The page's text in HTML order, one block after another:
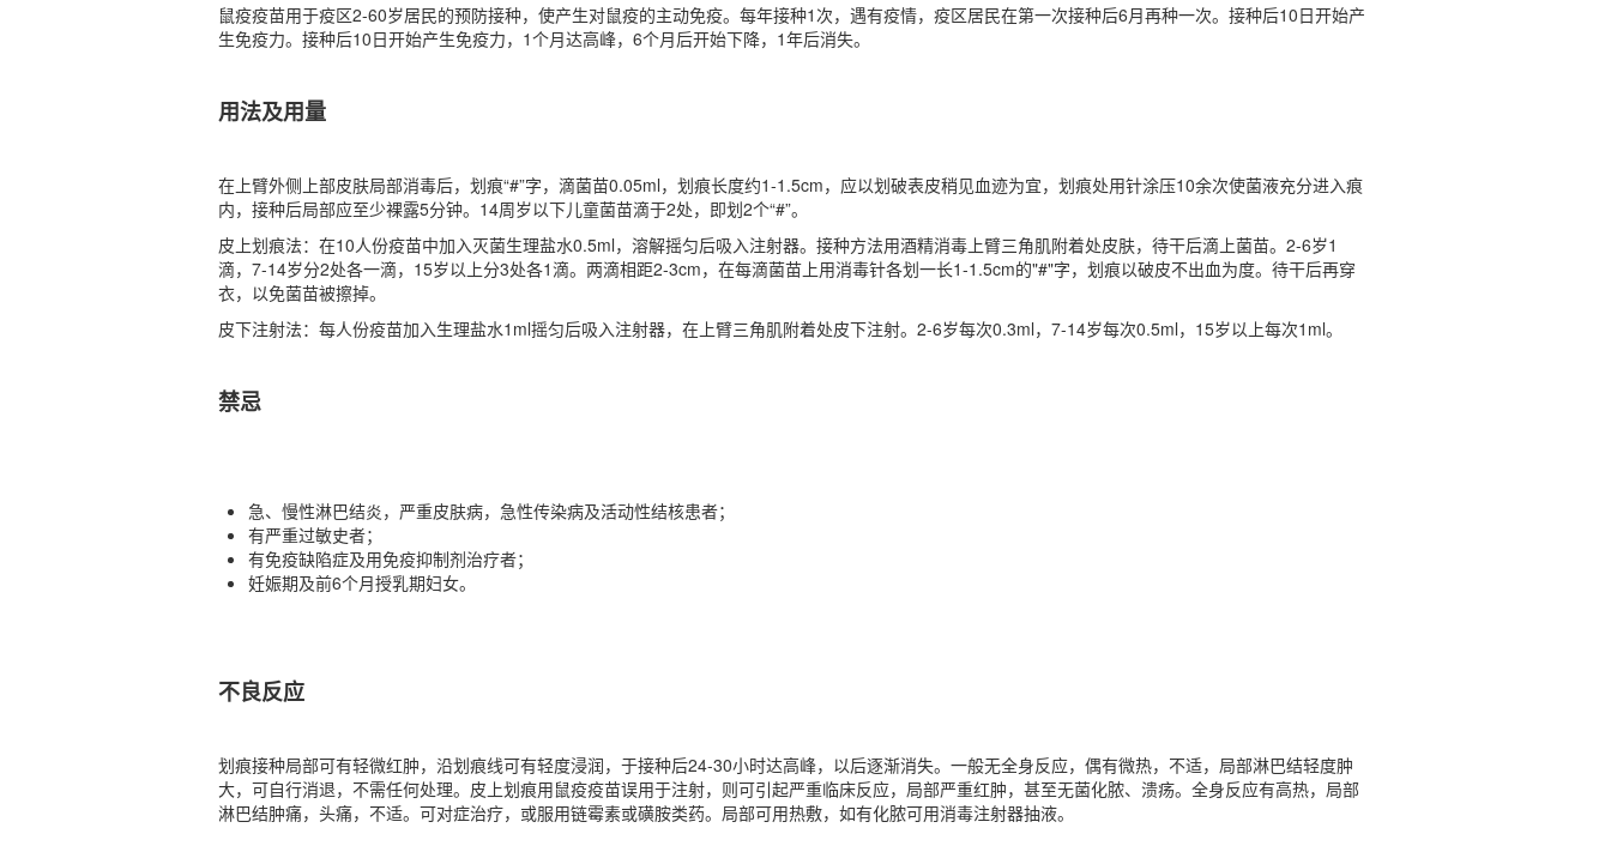
鼠疫疫苗用于疫区2-60岁居民的预防接种，使产生对鼠疫的主动免疫。每年接种1次，遇有疫情，疫区居民在第一次接种后6月再种一次。接种后10日开始产
生免疫力。接种后10日开始产生免疫力，1个月达高峰，6个月后开始下降，1年后消失。
用法及用量
在上臂外侧上部皮肤局部消毒后，划痕“#”字，滴菌苗0.05ml，划痕长度约1-1.5cm，应以划破表皮稍见血迹为宜，划痕处用针涂压10余次使菌液充分进入痕
内，接种后局部应至少裸露5分钟。14周岁以下儿童菌苗滴于2处，即划2个“#”。
皮上划痕法：在10人份疫苗中加入灭菌生理盐水0.5ml，溶解摇匀后吸入注射器。接种方法用酒精消毒上臂三角肌附着处皮肤，待干后滴上菌苗。2-6岁1
滴，7-14岁分2处各一滴，15岁以上分3处各1滴。两滴相距2-3cm，在每滴菌苗上用消毒针各划一长1-1.5cm的"#"字，划痕以破皮不出血为度。待干后再穿
衣，以免菌苗被擦掉。
皮下注射法：每人份疫苗加入生理盐水1ml摇匀后吸入注射器，在上臂三角肌附着处皮下注射。2-6岁每次0.3ml，7-14岁每次0.5ml，15岁以上每次1ml。
禁忌
急、慢性淋巴结炎，严重皮肤病，急性传染病及活动性结核患者；
有严重过敏史者；
有免疫缺陷症及用免疫抑制剂治疗者；
妊娠期及前6个月授乳期妇女。
不良反应
划痕接种局部可有轻微红肿，沿划痕线可有轻度浸润，于接种后24-30小时达高峰，以后逐渐消失。一般无全身反应，偶有微热，不适，局部淋巴结轻度肿
大，可自行消退，不需任何处理。皮上划痕用鼠疫疫苗误用于注射，则可引起严重临床反应，局部严重红肿，甚至无菌化脓、溃疡。全身反应有高热，局部
淋巴结肿痛，头痛，不适。可对症治疗，或服用链霉素或磺胺类药。局部可用热敷，如有化脓可用消毒注射器抽液。